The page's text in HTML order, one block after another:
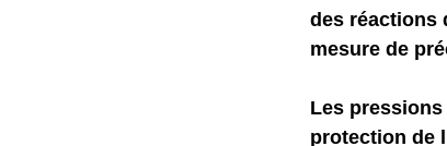
des réactions
mesure de
Les
protection de